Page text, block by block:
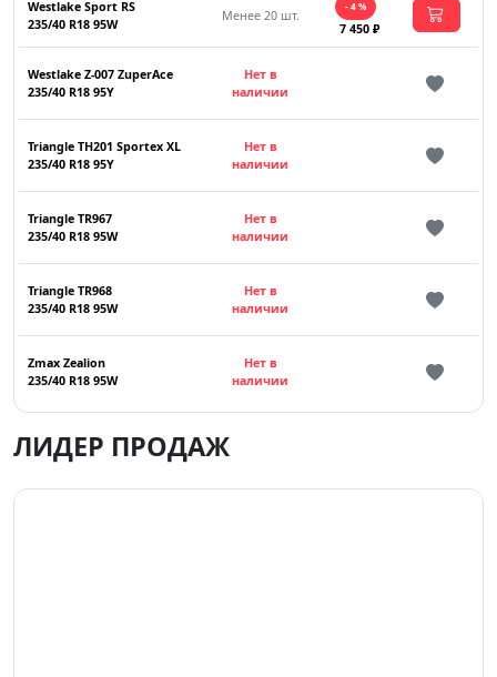
Westlake Sport RS
235/40 R18 95W
Менее 20 шт.
- 4 %
7 450 ₽
Westlake Z-007 ZuperAce
235/40 R18 95Y
Нет в
наличии
Triangle TH201 Sportex XL
235/40 R18 95Y
Нет в
наличии
Triangle TR967
235/40 R18 95W
Нет в
наличии
Triangle TR968
235/40 R18 95W
Нет в
наличии
Zmax Zealion
235/40 R18 95W
Нет в
наличии
ЛИДЕР ПРОДАЖ